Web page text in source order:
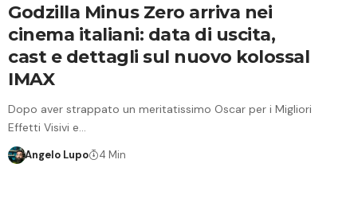
Godzilla Minus Zero arriva nei
cinema italiani: data di uscita,
cast e dettagli sul nuovo kolossal
IMAX
Dopo aver strappato un meritatissimo Oscar per i Migliori
Effetti Visivi e…
Angelo Lupo 4 Min